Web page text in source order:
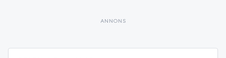
ANNONS